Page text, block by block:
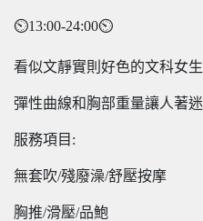
⏲️13:00-24:00⏲️
看似文靜實則好色的文科女生
彈性曲線和胸部重量讓人著迷
服務項目:
無套吹/殘廢澡/舒壓按摩
胸推/滑壓/品鮑